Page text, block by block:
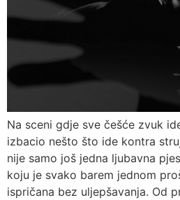
Na sceni gdje sve češće zvuk
izbacio nešto što ide kontra
nije samo još jedna ljubavna
koju je svako barem jednom
ispričana bez uljepšavanja. Od